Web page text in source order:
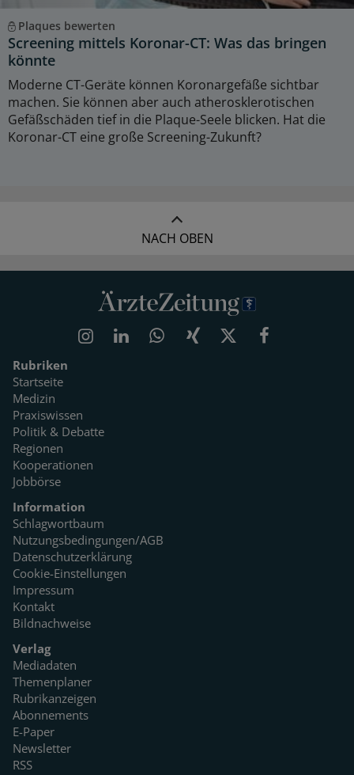
Plaques bewerten
Screening mittels Koronar-CT: Was das bringen
könnte
Moderne CT-Geräte können Koronargefäße sichtbar
machen. Sie können aber auch atherosklerotischen
Gefäßschäden tief in die Plaque-Seele blicken. Hat die
Koronar-CT eine große Screening-Zukunft?
NACH OBEN
Rubriken
Startseite
Medizin
Praxiswissen
Politik & Debatte
Regionen
Kooperationen
Jobbörse
Information
Schlagwortbaum
Nutzungsbedingungen/AGB
Datenschutzerklärung
Cookie-Einstellungen
Impressum
Kontakt
Bildnachweise
Verlag
Mediadaten
Themenplaner
Rubrikanzeigen
Abonnements
E-Paper
Newsletter
RSS